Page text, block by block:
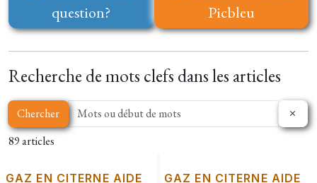
question?
Picbleu
Recherche de mots clefs dans les articles
Chercher
89 articles
GAZ EN CITERNE AIDE GAZ EN CITERNE AIDE